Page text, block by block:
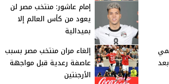
إمام عاشور: منتخب مصر لن
يعود من كأس العالم إلا
بميدالية
إلغاء مران منتخب مصر بسبب
عاصفة رعدية قبل مواجهة
الأرجنتين